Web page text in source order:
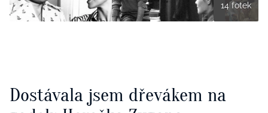
14 fotek
Dostávala jsem dřevákem na